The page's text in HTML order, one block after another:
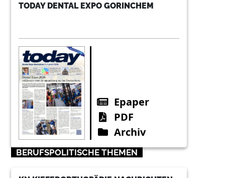
TODAY DENTAL EXPO GORINCHEM
Epaper
PDF
Archiv
BERUFSPOLITISCHE THEMEN